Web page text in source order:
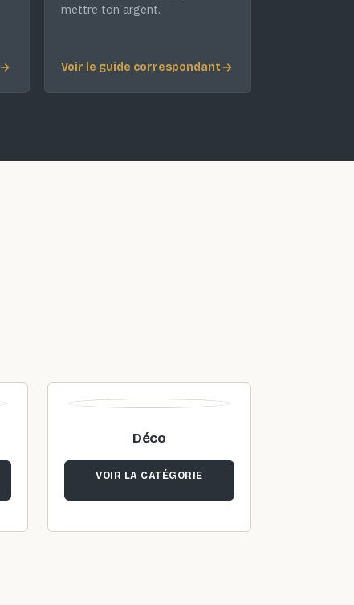
mettre ton argent.
Voir le guide correspondant
Déco
VOIR LA CATÉGORIE